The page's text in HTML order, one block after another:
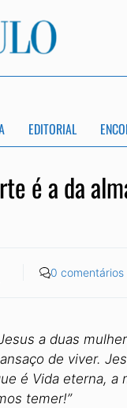
EDITORIAL
é a da
0 comentários
a duas
de viver.
é Vida eterna,
temer!”